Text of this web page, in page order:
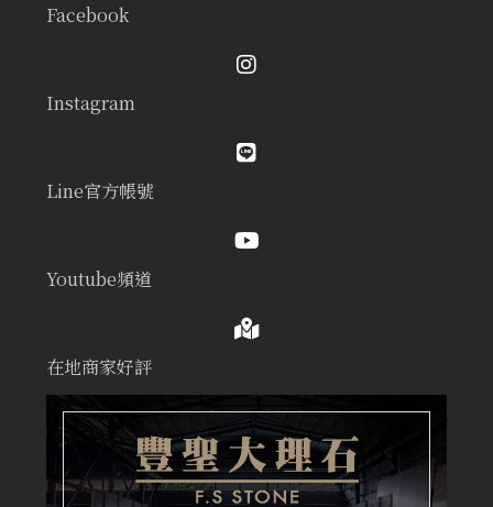
Facebook
Instagram
Line官方帳號
Youtube頻道
在地商家好評